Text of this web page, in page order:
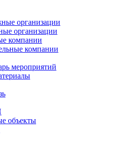
организации
организации
компании
компании
мероприятий
объекты